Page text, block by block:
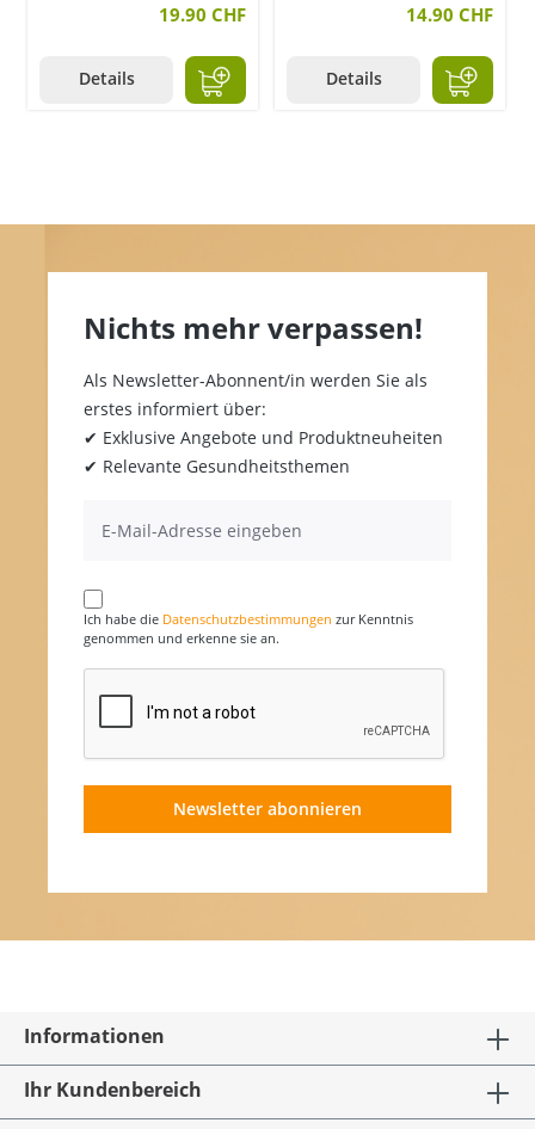
19.90 CHF
Details
14.90 CHF
Details
Nichts mehr verpassen!
Als Newsletter-Abonnent/in werden Sie als
erstes informiert über:
✔ Exklusive Angebote und Produktneuheiten
✔ Relevante Gesundheitsthemen
Ich habe die Datenschutzbestimmungen zur Kenntnis
genommen und erkenne sie an.
Newsletter abonnieren
Informationen
Ihr Kundenbereich